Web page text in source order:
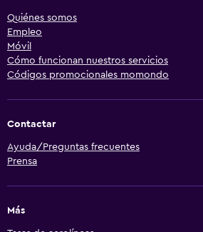
Quiénes somos
Empleo
Móvil
Cómo funcionan nuestros servicios
Códigos promocionales momondo
Contactar
Ayuda/Preguntas frecuentes
Prensa
Más